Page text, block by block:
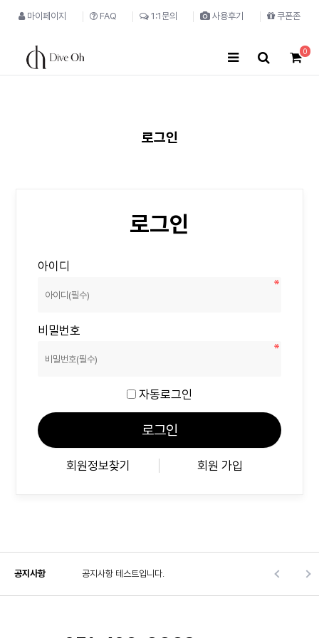
마이페이지 FAQ 1:1문의 사용후기 쿠폰존
0
로그인
로그인
아이디
비밀번호
자동로그인
회원정보찾기 회원 가입
공지사항 공지사항 테스트입니다.